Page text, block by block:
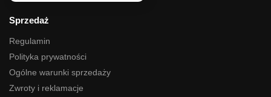
Sprzedaż
Regulamin
Polityka prywatności
Ogólne warunki sprzedaży
Zwroty i reklamacje